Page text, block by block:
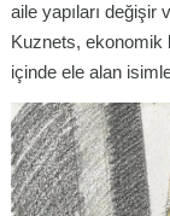
aile yapıları değişir
Kuznets, ekonomik
içinde ele alan